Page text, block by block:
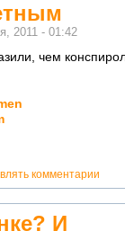
2011 - 01:42
чем
комментарии
И